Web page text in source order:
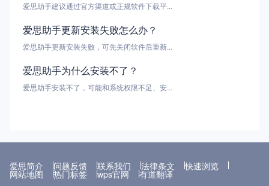
爱思助手建议通过官方渠道或正规软件下载平...
爱思助手更新安装失败怎么办？
爱思助手更新安装失败，可先关闭软件后重新...
爱思助手为什么安装不了？
爱思助手安装不了，可能和系统权限不足、安...
爱思简介 问题反馈 联系我们 法律条文 快速浏览
网站地图 热门标签 wps官网 有道翻译